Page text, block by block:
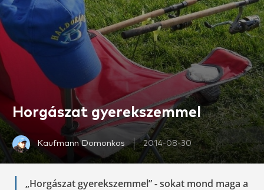
Horgászat gyerekszemmel
Kaufmann Domonkos 2014-08-30
„Horgászat gyerekszemmel” - sokat mond maga a